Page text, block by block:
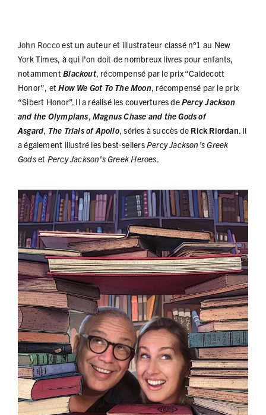
John Roccoest un auteur et illustrateur classé n°1 au New
York Times, à qui l’on doit de nombreux livres pour enfants,
notammentBlackout, récompensé par le prix “Caldecott
Honor”, etHow We Got To The Moon, récompensé par le prix
“Sibert Honor”. Il a réalisé les couvertures dePercy Jackson
and the Olympians, Magnus Chase and the Gods of
Asgard, The Trials of Apollo, séries à succès de Rick Riordan. Il
a également illustré les best-sellersPercy Jackson’sGreek
Godset Percy Jackson’sGreek Heroes.